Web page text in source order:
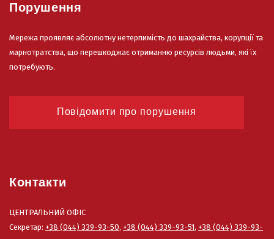
Порушення
Мережа проявляє абсолютну нетерпимість до шахрайства, корупції та
марнотратства, що перешкоджає отриманню ресурсів людьми, які їх
потребують.
Повідомити про порушення
Контакти
ЦЕНТРАЛЬНИЙ ОФІС
Секретар: +38 (044) 339-93-50, +38 (044) 339-93-51, +38 (044) 339-93-